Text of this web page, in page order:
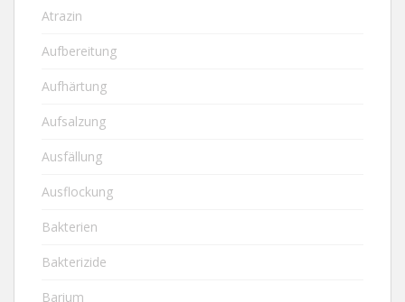
Atrazin
Aufbereitung
Aufhärtung
Aufsalzung
Ausfällung
Ausflockung
Bakterien
Bakterizide
Barium